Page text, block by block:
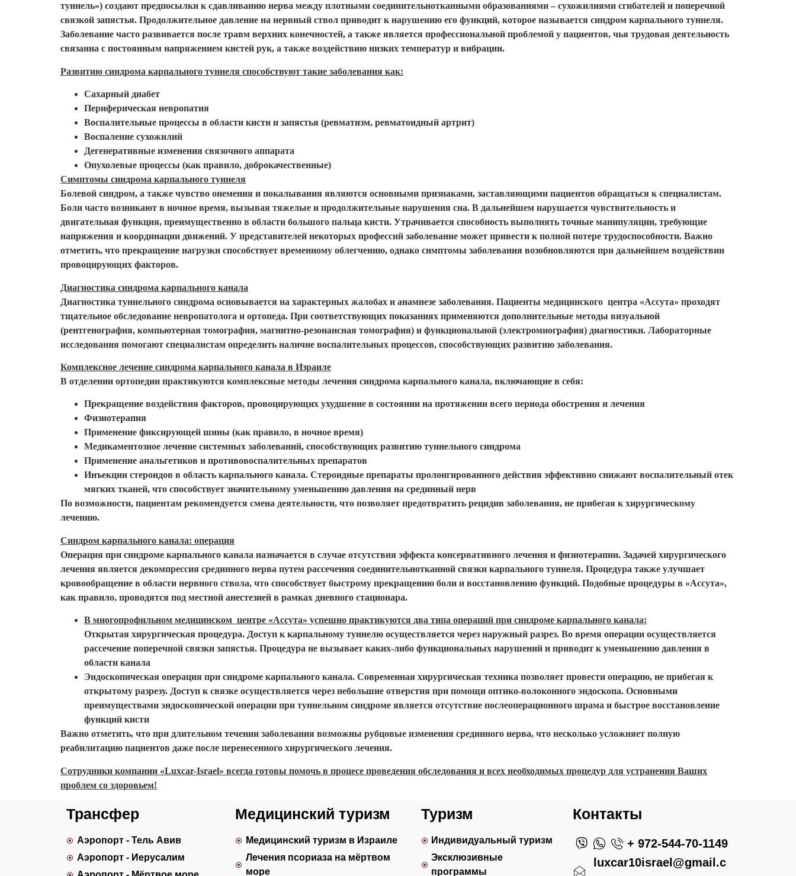
туннель») создают предпосылки к сдавливанию нерва между плотными соединительнотканными образованиями – сухожилиями сгибателей и поперечной
связкой запястья. Продолжительное давление на нервный ствол приводит к нарушению его функций, которое называется синдром карпального туннеля.
Заболевание часто развивается после травм верхних конечностей, а также является профессиональной проблемой у пациентов, чья трудовая деятельность
связанна с постоянным напряжением кистей рук, а также воздействию низких температур и вибрации.
Развитию синдрома карпального туннеля способствуют такие заболевания как:
Сахарный диабет
Периферическая невропатия
Воспалительные процессы в области кисти и запястья (ревматизм, ревматоидный артрит)
Воспаление сухожилий
Дегенеративные изменения связочного аппарата
Опухолевые процессы (как правило, доброкачественные)
Симптомы синдрома карпального туннеля
Болевой синдром, а также чувство онемения и покалывания являются основными признаками, заставляющими пациентов обращаться к специалистам.
Боли часто возникают в ночное время, вызывая тяжелые и продолжительные нарушения сна. В дальнейшем нарушается чувствительность и
двигательная функция, преимущественно в области большого пальца кисти. Утрачивается способность выполнять точные манипуляции, требующие
напряжения и координации движений. У представителей некоторых профессий заболевание может привести к полной потере трудоспособности. Важно
отметить, что прекращение нагрузки способствует временному облегчению, однако симптомы заболевания возобновляются при дальнейшем воздействии
провоцирующих факторов.
Диагностика синдрома карпального канала
Диагностика туннельного синдрома основывается на характерных жалобах и анамнезе заболевания. Пациенты медицинского центра «Ассута» проходят
тщательное обследование невропатолога и ортопеда. При соответствующих показаниях применяются дополнительные методы визуальной
(рентгенография, компьютерная томография, магнитно-резонансная томография) и функциональной (электромиография) диагностики. Лабораторные
исследования помогают специалистам определить наличие воспалительных процессов, способствующих развитию заболевания.
Комплексное лечение синдрома карпального канала в Израиле
В отделении ортопедии практикуются комплексные методы лечения синдрома карпального канала, включающие в себя:
Прекращение воздействия факторов, провоцирующих ухудшение в состоянии на протяжении всего периода обострения и лечения
Физиотерапия
Применение фиксирующей шины (как правило, в ночное время)
Медикаментозное лечение системных заболеваний, способствующих развитию туннельного синдрома
Применение анальгетиков и противовоспалительных препаратов
Инъекции стероидов в область карпального канала. Стероидные препараты пролонгированного действия эффективно снижают воспалительный отек
мягких тканей, что способствует значительному уменьшению давления на срединный нерв
По возможности, пациентам рекомендуется смена деятельности, что позволяет предотвратить рецидив заболевания, не прибегая к хирургическому
лечению.
Синдром карпального канала: операция
Операция при синдроме карпального канала назначается в случае отсутствия эффекта консервативного лечения и физиотерапии. Задачей хирургического
лечения является декомпрессия срединного нерва путем рассечения соединительнотканной связки карпального туннеля. Процедура также улучшает
кровообращение в области нервного ствола, что способствует быстрому прекращению боли и восстановлению функций. Подобные процедуры в «Ассута»,
как правило, проводятся под местной анестезией в рамках дневного стационара.
В многопрофильном медицинском центре «Ассута» успешно практикуются два типа операций при синдроме карпального канала:
Открытая хирургическая процедура. Доступ к карпальному туннелю осуществляется через наружный разрез. Во время операции осуществляется
рассечение поперечной связки запястья. Процедура не вызывает каких-либо функциональных нарушений и приводит к уменьшению давления в
области канала
Эндоскопическая операция при синдроме карпального канала. Современная хирургическая техника позволяет провести операцию, не прибегая к
открытому разрезу. Доступ к связке осуществляется через небольшие отверстия при помощи оптико-волоконного эндоскопа. Основными
преимуществами эндоскопической операции при туннельном синдроме является отсутствие послеоперационного шрама и быстрое восстановление
функций кисти
Важно отметить, что при длительном течении заболевания возможны рубцовые изменения срединного нерва, что несколько усложняет полную
реабилитацию пациентов даже после перенесенного хирургического лечения.
Сотрудники компании «Luxcar-Israel» всегда готовы помочь в процесе проведения обследования и всех необходимых процедур для устранения Ваших
проблем со здоровьем!
Трансфер
Аэропорт - Тель Авив
Аэропорт - Иерусалим
Медицинский туризм
Медицинский туризм в Израиле
Лечения псориаза на мёртвом
море
Туризм
Индивидуальный туризм
Эксклюзивные
программы
Контакты
+ 972-544-70-1149
luxcar10israel@gmail.c